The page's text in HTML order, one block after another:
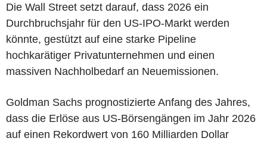
Die Wall Street setzt darauf, dass 2026 ein
Durchbruchsjahr für den US-IPO-Markt werden
könnte, gestützt auf eine starke Pipeline
hochkarätiger Privatunternehmen und einen
massiven Nachholbedarf an Neuemissionen.
Goldman Sachs prognostizierte Anfang des Jahres,
dass die Erlöse aus US-Börsengängen im Jahr 2026
auf einen Rekordwert von 160 Milliarden Dollar